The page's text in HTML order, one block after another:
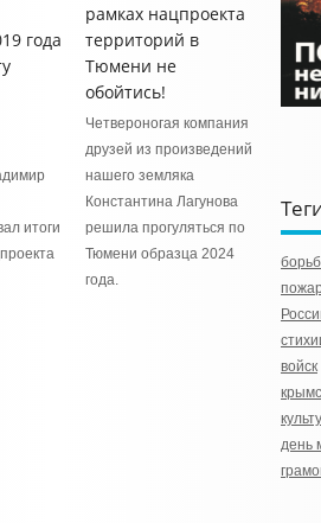
года
итоги
рамках нацпроекта
территорий в
Тюмени не
обойтись!
Четвероногая компания
друзей из произведений
нашего земляка
Константина Лагунова
решила прогуляться по
Тюмени образца 2024
года.
войск
день